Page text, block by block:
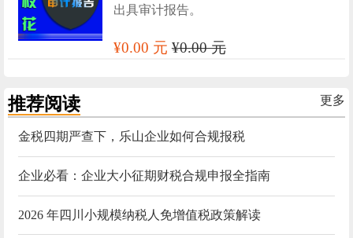
出具审计报告。
¥0.00 元¥0.00 元
更多
推荐阅读
金税四期严查下，乐山企业如何合规报税
企业必看：企业大小征期财税合规申报全指南
2026 年四川小规模纳税人免增值税政策解读